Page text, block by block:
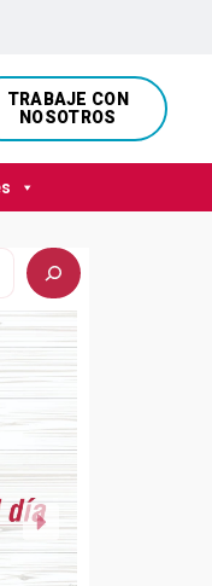
TRABAJE CON
NOSOTROS